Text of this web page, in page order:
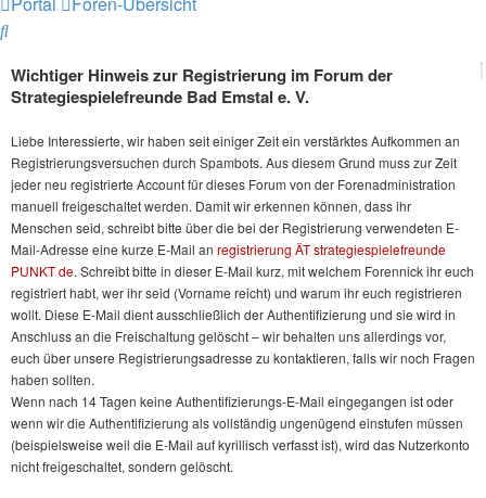
Suche
Wichtiger Hinweis zur Registrierung im Forum der
Strategiespielefreunde Bad Emstal e. V.
Liebe Interessierte, wir haben seit einiger Zeit ein verstärktes Aufkommen an
Registrierungsversuchen durch Spambots. Aus diesem Grund muss zur Zeit
jeder neu registrierte Account für dieses Forum von der Forenadministration
manuell freigeschaltet werden. Damit wir erkennen können, dass ihr
Menschen seid, schreibt bitte über die bei der Registrierung verwendeten E-
Mail-Adresse eine kurze E-Mail an registrierung ÄT strategiespielefreunde
PUNKT de. Schreibt bitte in dieser E-Mail kurz, mit welchem Forennick ihr euch
registriert habt, wer ihr seid (Vorname reicht) und warum ihr euch registrieren
wollt. Diese E-Mail dient ausschließlich der Authentifizierung und sie wird in
Anschluss an die Freischaltung gelöscht – wir behalten uns allerdings vor,
euch über unsere Registrierungsadresse zu kontaktieren, falls wir noch Fragen
haben sollten.
Wenn nach 14 Tagen keine Authentifizierungs-E-Mail eingegangen ist oder
wenn wir die Authentifizierung als vollständig ungenügend einstufen müssen
(beispielsweise weil die E-Mail auf kyrillisch verfasst ist), wird das Nutzerkonto
nicht freigeschaltet, sondern gelöscht.